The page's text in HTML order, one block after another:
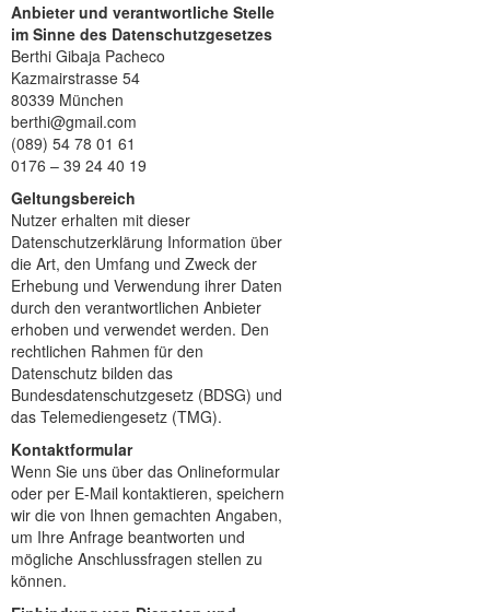
Anbieter und verantwortliche Stelle
im Sinne des Datenschutzgesetzes
Berthi Gibaja Pacheco
Kazmairstrasse 54
80339 München
berthi@gmail.com
(089) 54 78 01 61
0176 – 39 24 40 19
Geltungsbereich
Nutzer erhalten mit dieser
Datenschutzerklärung Information über
die Art, den Umfang und Zweck der
Erhebung und Verwendung ihrer Daten
durch den verantwortlichen Anbieter
erhoben und verwendet werden. Den
rechtlichen Rahmen für den
Datenschutz bilden das
Bundesdatenschutzgesetz (BDSG) und
das Telemediengesetz (TMG).
Kontaktformular
Wenn Sie uns über das Onlineformular
oder per E-Mail kontaktieren, speichern
wir die von Ihnen gemachten Angaben,
um Ihre Anfrage beantworten und
mögliche Anschlussfragen stellen zu
können.